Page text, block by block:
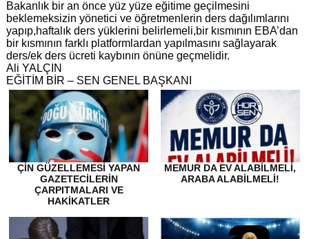
Bakanlık bir an önce yüz yüze eğitime geçilmesini
beklemeksizin yönetici ve öğretmenlerin ders dağılımlarını
yapıp,haftalık ders yüklerini belirlemeli,bir kısmının EBA’dan
bir kısmının farklı platformlardan yapılmasını sağlayarak
ders/ek ders ücreti kaybının önüne geçmelidir.
Ali YALÇIN
EĞİTİM BİR – SEN GENEL BAŞKANI
ÇİN GÜZELLEMESİ YAPAN
GAZETECİLERİN
ÇARPITMALARI VE
HAKİKATLER
MEMUR DA EV ALABİLMELİ,
ARABA ALABİLMELİ!